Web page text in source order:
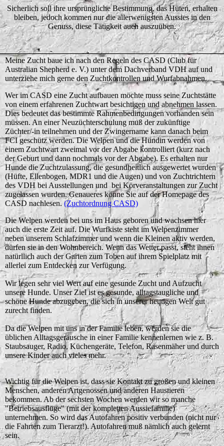
Sicherlich soll ihre ursprüngliche Bestimmung, das Hüten, erhalten
bleiben, jedoch kommen nur die allerwenigsten Aussies in den
Genuss, diese Tätigkeit auch auszuüben.
Meine Zucht baue ich nach den Regeln des CASD (Club für
Australian Shepherd e. V.) unter dem Dachverband VDH auf und
unterziehe mich gerne den Zuchtkontrollen und Wurfabnahmen.
Wer im CASD eine Zucht aufbauen möchte muss seine Zuchtstätte
von einem erfahrenen Zuchtwart besichtigen und abnehmen lassen.
Dies bedeutet das bestimmte Rahmenbedingungen vorhanden sein
müssen. An einer Neuzüchterschulung muß der zukünftige
Züchter/-in teilnehmen und der Zwingername kann danach beim
FCI geschütz werden. Die Welpen und die Hündin werden von
einem Zuchtwart zweimal vor der Abgabe kontrolliert (kurz nach
der Geburt und dann nochmals vor der Abgabe). Es erhalten nur
Hunde die Zuchtzulassung, die gesundheitlich ausgewertet wurden
(Hüfte, Ellenbogen, MDR1 und die Augen) und von Zuchtrichtern
des VDH bei Ausstellungen und bei Körveranstaltungen zur Zucht
zugelassen wurden. Genaueres könne Sie auf der Homepage des
CASD nachlesen. (Zuchtordnung CASD)
Die Welpen werden bei uns im Haus geboren und wachsen hier
auch die erste Zeit auf. Die Wurfkiste steht im Welpenzimmer
neben unserem Schlafzimmer und wenn die Kleinen aktiv werden,
dürfen sie in den Wohnbereich. Wenn das Wetter passt, steht ihnen
natürllich auch der Garten zum Toben auf ihrem Spielplatz mit
allerlei zum Entdecken zur Verfügung.
Wir legen sehr viel Wert auf eine gesunde Zucht und Aufzucht
unsere Hunde. Unser Ziel ist es gesunde, alltagstaugliche und
schöne Hunde abzugeben, die sich in unserer heutigen Welt gut
zurecht finden.
Da die Welpen mit uns in der Familie leben, werden sie die
üblichen Alltagsgeräusche in einer Familie kennenlernen wie z. B.
Staubsauger, Radio, Küchengeräte, Telefon, Rasenmäher und durch
unsere Kinder auch vieles mehr.
Wichtig für die Welpen ist, dass sie Kontakt zu großen und kleinen
Menschen, anderen Artgenossen und anderen Haustieren
bekommen. Ab der sechsten Wochen werden wir so manche
"Betriebsausflüge" (mit der kompletten Aussiefamilie)
unternehmen. So wird das Autofahren positiv verbunden (nicht nur
die Fahrten zum Tierarzt!). Autofahren muß nämlich auch gelernt
sein.